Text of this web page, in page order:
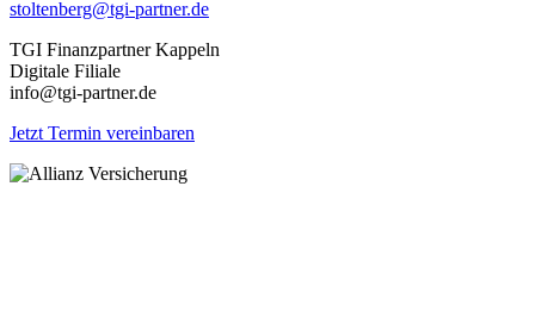
stoltenberg@tgi-partner.de
TGI Finanzpartner Kappeln
Digitale Filiale
info@tgi-partner.de
Jetzt Termin vereinbaren